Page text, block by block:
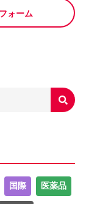
ォーム

国際 医薬品